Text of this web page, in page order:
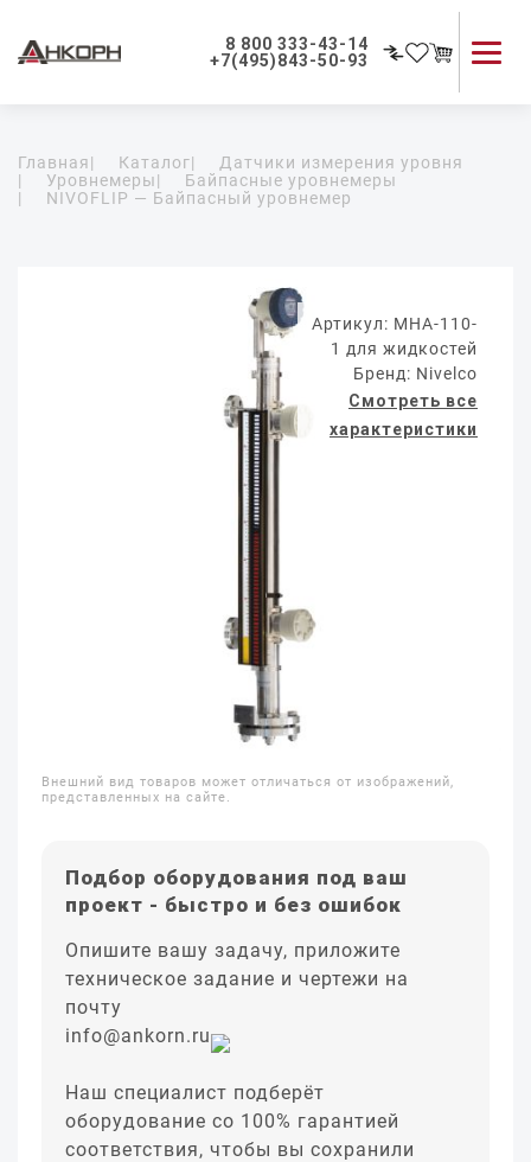
8 800 333-43-14
+7(495)843-50-93
Применение приборов
Главная| Каталог|
Датчики измерения уровня
|
Уровнемеры|
Байпасные уровнемеры
|
NIVOFLIP — Байпасный уровнемер
Артикул: MHA-110-
1 для жидкостей
Бренд: Nivelco
Смотреть все
характеристики
Внешний вид товаров может отличаться от изображений,
представленных на сайте.
Подбор оборудования под ваш
проект - быстро и без ошибок
Опишите вашу задачу, приложите
техническое задание и чертежи на
почту
info@ankorn.ru
Наш специалист подберёт
оборудование со 100% гарантией
соответствия, чтобы вы сохранили